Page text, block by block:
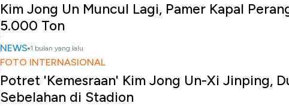
Kim Jong Un Muncul Lagi, Pamer Kapal
5.000 Ton
NEWS 1 bulan yang lalu
FOTO INTERNASIONAL
Potret 'Kemesraan' Kim Jong Un-Xi Jinping,
Sebelahan di Stadion